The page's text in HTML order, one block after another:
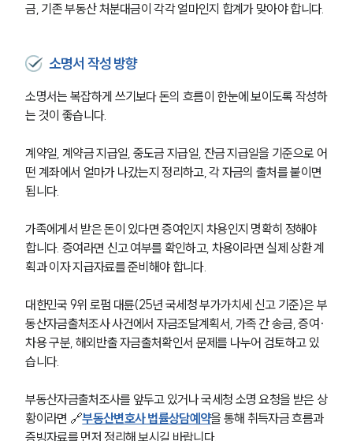
금, 기존 부동산 처분대금이 각각 얼마인지 합계가 맞아야 합니다.
소명서 작성 방향
소명서는 복잡하게 쓰기보다 돈의 흐름이 한눈에 보이도록 작성하
는 것이 좋습니다.
계약일, 계약금 지급일, 중도금 지급일, 잔금 지급일을 기준으로 어
떤 계좌에서 얼마가 나갔는지 정리하고, 각 자금의 출처를 붙이면
됩니다.
가족에게서 받은 돈이 있다면 증여인지 차용인지 명확히 정해야
합니다. 증여라면 신고 여부를 확인하고, 차용이라면 실제 상환 계
획과 이자 지급자료를 준비해야 합니다.
대한민국 9위 로펌 대륜(25년 국세청 부가가치세 신고 기준)은 부
동산자금출처조사 사건에서 자금조달계획서, 가족 간 송금, 증여·
차용 구분, 해외반출 자금출처확인서 문제를 나누어 검토하고 있
습니다.
부동산자금출처조사를 앞두고 있거나 국세청 소명 요청을 받은 상
황이라면 🔗부동산변호사 법률상담예약을 통해 취득자금 흐름과
증빙자료를 먼저 정리해 보시길 바랍니다.